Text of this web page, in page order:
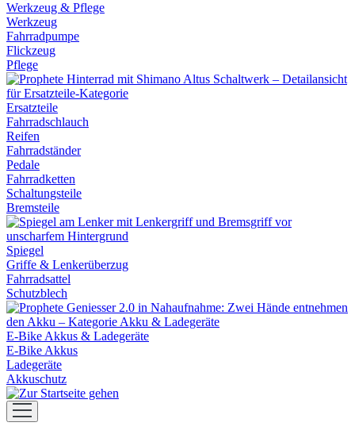
Werkzeug & Pflege
Werkzeug
Fahrradpumpe
Flickzeug
Pflege
Ersatzteile
Fahrradschlauch
Reifen
Fahrradständer
Pedale
Fahrradketten
Schaltungsteile
Bremsteile
Spiegel
Griffe & Lenkerüberzug
Fahrradsattel
Schutzblech
E-Bike Akkus & Ladegeräte
E-Bike Akkus
Ladegeräte
Akkuschutz